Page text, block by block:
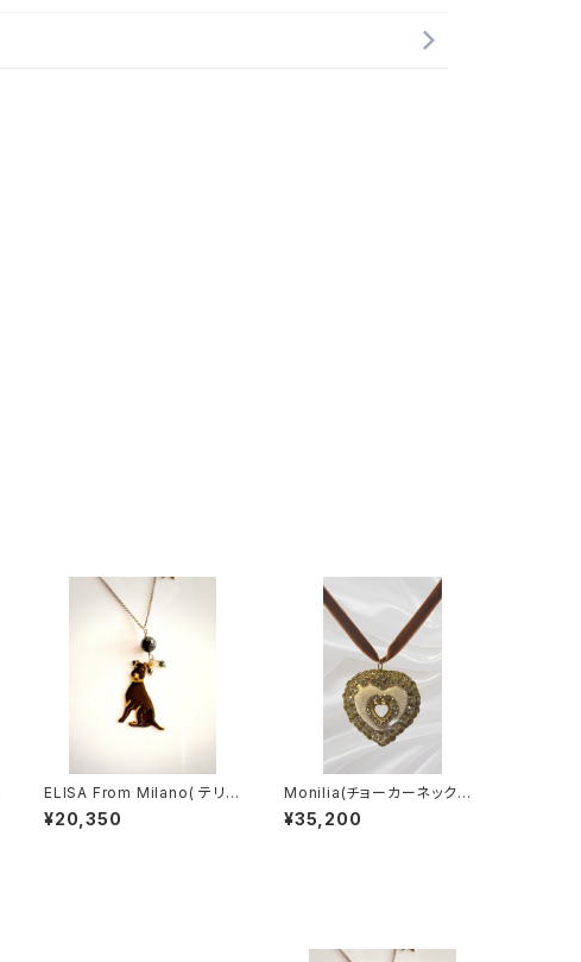
ELISA From Milano( テリ
ア/Black)
¥20,350
Monilia(チョーカーネックレ
ス/Cuore Bianco)
¥35,200